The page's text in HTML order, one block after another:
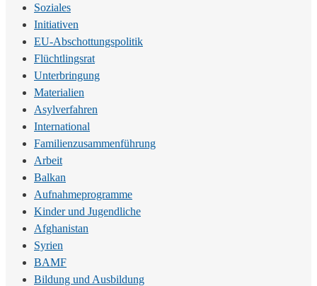
Soziales
Initiativen
EU-Abschottungspolitik
Flüchtlingsrat
Unterbringung
Materialien
Asylverfahren
International
Familienzusammenführung
Arbeit
Balkan
Aufnahmeprogramme
Kinder und Jugendliche
Afghanistan
Syrien
BAMF
Bildung und Ausbildung